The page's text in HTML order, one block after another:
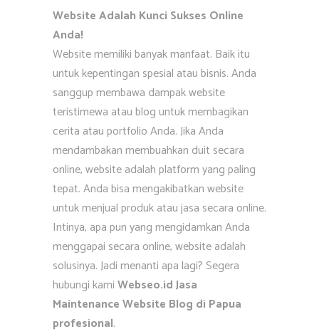
Website Adalah Kunci Sukses Online
Anda!
Website memiliki banyak manfaat. Baik itu
untuk kepentingan spesial atau bisnis. Anda
sanggup membawa dampak website
teristimewa atau blog untuk membagikan
cerita atau portfolio Anda. Jika Anda
mendambakan membuahkan duit secara
online, website adalah platform yang paling
tepat. Anda bisa mengakibatkan website
untuk menjual produk atau jasa secara online.
Intinya, apa pun yang mengidamkan Anda
menggapai secara online, website adalah
solusinya. Jadi menanti apa lagi? Segera
hubungi kamiWebseo.id Jasa
Maintenance Website Blog di Papua
profesional.